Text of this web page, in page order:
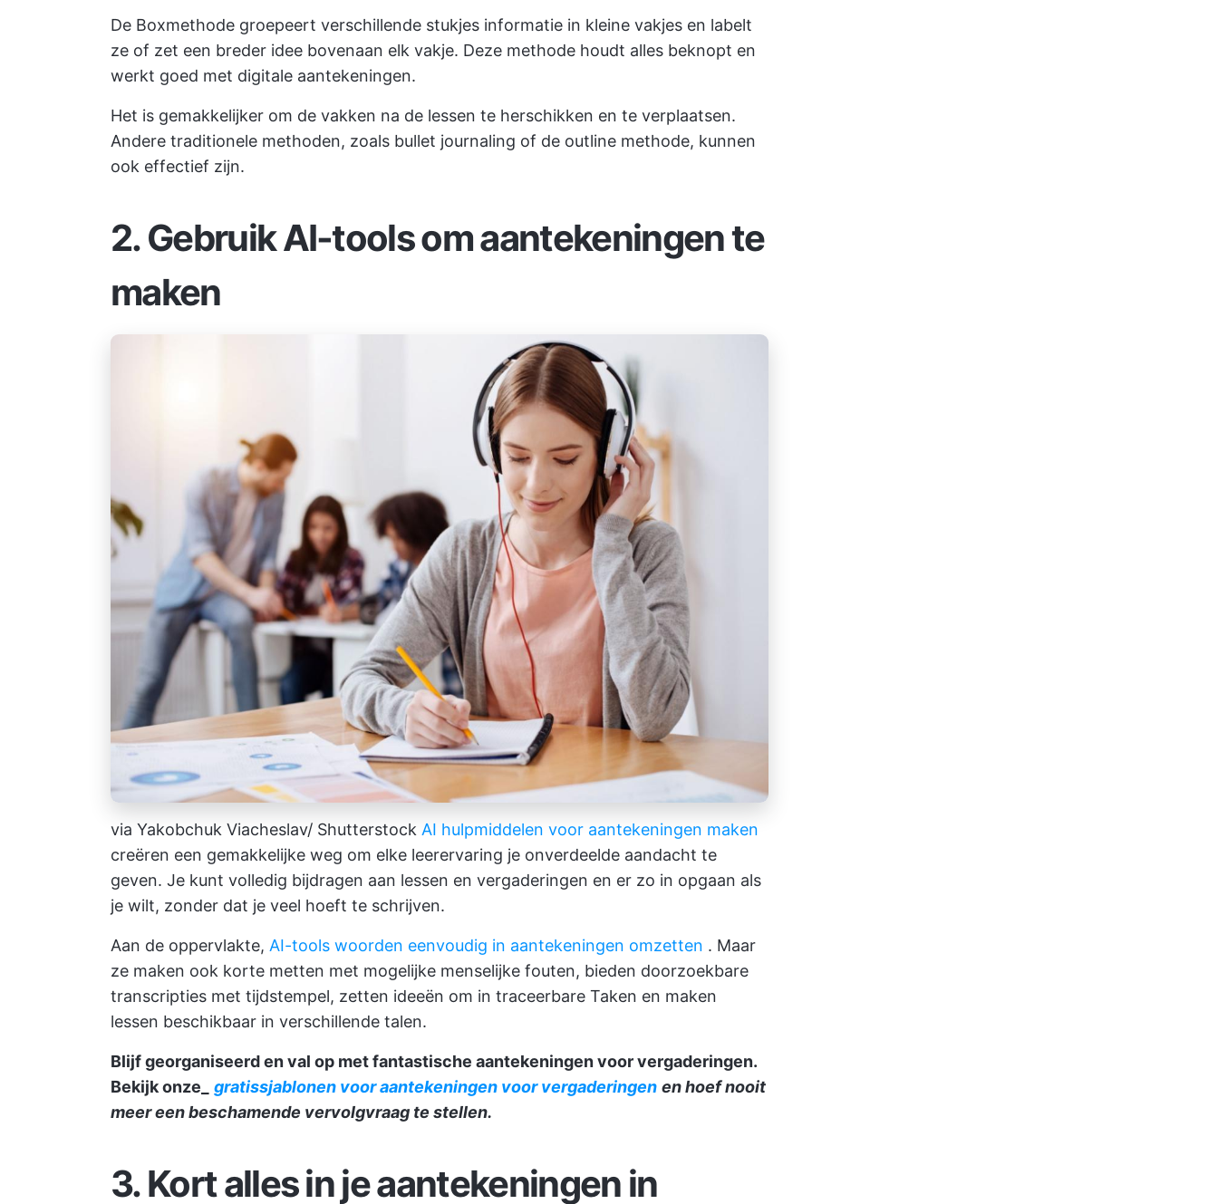
De Boxmethode groepeert verschillende stukjes informatie in kleine vakjes en labelt
ze of zet een breder idee bovenaan elk vakje. Deze methode houdt alles beknopt en
werkt goed met digitale aantekeningen.
Het is gemakkelijker om de vakken na de lessen te herschikken en te verplaatsen.
Andere traditionele methoden, zoals bullet journaling of de outline methode, kunnen
ook effectief zijn.
2.Gebruik AI-tools om aantekeningen te
maken
via Yakobchuk Viacheslav/ Shutterstock AI hulpmiddelen voor aantekeningen maken
creëren een gemakkelijke weg om elke leerervaring je onverdeelde aandacht te
geven. Je kunt volledig bijdragen aan lessen en vergaderingen en er zo in opgaan als
je wilt, zonder dat je veel hoeft te schrijven.
Aan de oppervlakte, AI-tools woorden eenvoudig in aantekeningen omzetten . Maar
ze maken ook korte metten met mogelijke menselijke fouten, bieden doorzoekbare
transcripties met tijdstempel, zetten ideeën om in traceerbare Taken en maken
lessen beschikbaar in verschillende talen.
Blijf georganiseerd en val op met fantastische aantekeningen voor vergaderingen.
Bekijk onze_
gratissjablonen voor aantekeningen voor vergaderingen en hoef nooit
meer een beschamende vervolgvraag te stellen.
3.Kort alles in je aantekeningen in